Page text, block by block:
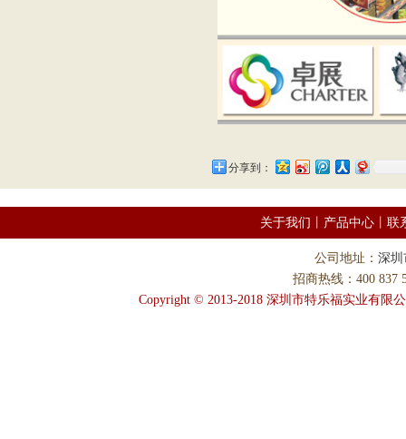
分享到：
关于我们 产品中心 联
公司地址： 深圳
招商热线：400 837
Copyright © 2013-2018 深圳市特乐福实业有限